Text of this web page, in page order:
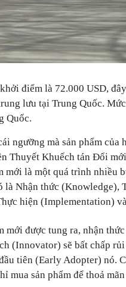
điểm là 72.000 USD,
lưu tại Trung Quốc.
Quốc.
ngưỡng mà sản phẩm của
Thuyết Khuếch tán Đổi
mới là một quá trình nhiều
là Nhận thức (Knowledge),
hiện (Implementation)
mới được tung ra, nhận
(Innovator) sẽ bất chấp
tiên (Early Adopter) nó.
mua sản phẩm để thoả